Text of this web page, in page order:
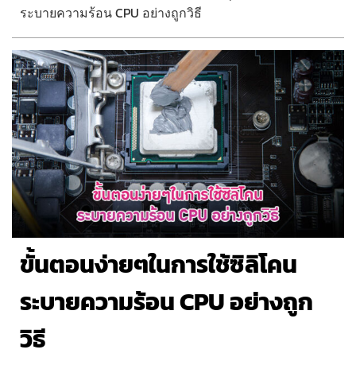
ระบายความร้อน CPU อย่างถูกวิธี
ขั้นตอนง่ายๆในการใช้ซิลิโคน
ระบายความร้อน CPU อย่างถูก
วิธี